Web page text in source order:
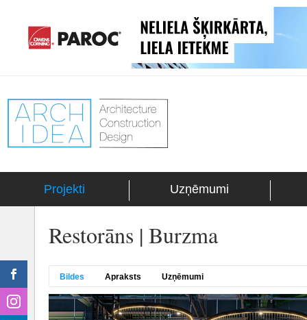
Projekti Uzņēmumi
Restorāns | Burzma
Bildes Apraksts Uzņēmumi